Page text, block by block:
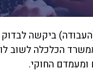
(העבודה) ביקשה
הכלכלה לשוב
החוקי.